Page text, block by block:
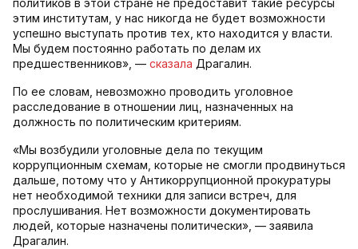
политиков в этой стране не предоставит такие ресурсы
этим институтам, у нас никогда не будет возможности
успешно выступать против тех, кто находится у власти.
Мы будем постоянно работать по делам их
предшественников», — сказала Драгалин.
По ее словам, невозможно проводить уголовное
расследование в отношении лиц, назначенных на
должность по политическим критериям.
«Мы возбудили уголовные дела по текущим
коррупционным схемам, которые не смогли продвинуться
дальше, потому что у Антикоррупционной прокуратуры
нет необходимой техники для записи встреч, для
прослушивания. Нет возможности документировать
людей, которые назначены политически», — заявила
Драгалин.